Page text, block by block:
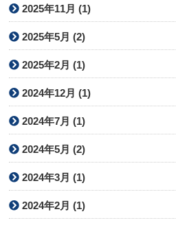
2025年11月 (1)
2025年5月 (2)
2025年2月 (1)
2024年12月 (1)
2024年7月 (1)
2024年5月 (2)
2024年3月 (1)
2024年2月 (1)